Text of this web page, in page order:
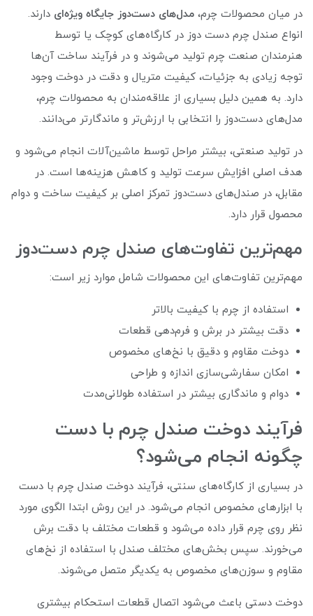
در میان محصولات چرم، مدل‌های دست‌دوز جایگاه ویژه‌ای دارند.
انواع صندل چرم دست دوز در کارگاه‌های کوچک یا توسط
هنرمندان صنعت چرم تولید می‌شوند و در فرآیند ساخت آن‌ها
توجه زیادی به جزئیات، کیفیت متریال و دقت در دوخت وجود
دارد. به همین دلیل بسیاری از علاقه‌مندان به محصولات چرم،
مدل‌های دست‌دوز را انتخابی با ارزش‌تر و ماندگارتر می‌دانند.
در تولید صنعتی، بیشتر مراحل توسط ماشین‌آلات انجام می‌شود و
هدف اصلی افزایش سرعت تولید و کاهش هزینه‌ها است. در
مقابل، در صندل‌های دست‌دوز تمرکز اصلی بر کیفیت ساخت و دوام
محصول قرار دارد.
مهم‌ترین تفاوت‌های صندل چرم دست‌دوز
مهم‌ترین تفاوت‌های این محصولات شامل موارد زیر است:
استفاده از چرم با کیفیت بالاتر
دقت بیشتر در برش و فرم‌دهی قطعات
دوخت مقاوم و دقیق با نخ‌های مخصوص
امکان سفارشی‌سازی اندازه و طراحی
دوام و ماندگاری بیشتر در استفاده طولانی‌مدت
فرآیند دوخت صندل چرم با دست
چگونه انجام می‌شود؟
در بسیاری از کارگاه‌های سنتی، فرآیند دوخت صندل چرم با دست
با ابزارهای مخصوص انجام می‌شود. در این روش ابتدا الگوی مورد
نظر روی چرم قرار داده می‌شود و قطعات مختلف با دقت برش
می‌خورند. سپس بخش‌های مختلف صندل با استفاده از نخ‌های
مقاوم و سوزن‌های مخصوص به یکدیگر متصل می‌شوند.
دوخت دستی باعث می‌شود اتصال قطعات استحکام بیشتری